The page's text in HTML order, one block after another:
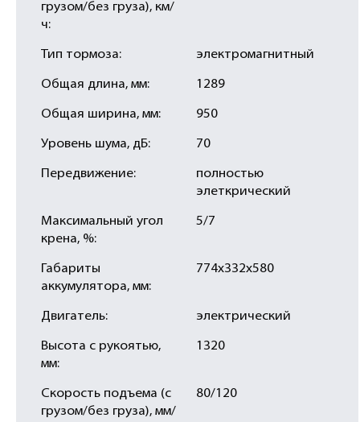
грузом/без груза), км/
ч:
Тип тормоза: электромагнитный
Общая длина, мм: 1289
Общая ширина, мм: 950
Уровень шума, дБ: 70
Передвижение:
полностью
элеткрический
Максимальный угол
крена, %:
5/7
Габариты
аккумулятора, мм:
774х332х580
Двигатель: электрический
Высота с рукоятью,
мм:
1320
Скорость подъема (с
грузом/без груза), мм/
80/120